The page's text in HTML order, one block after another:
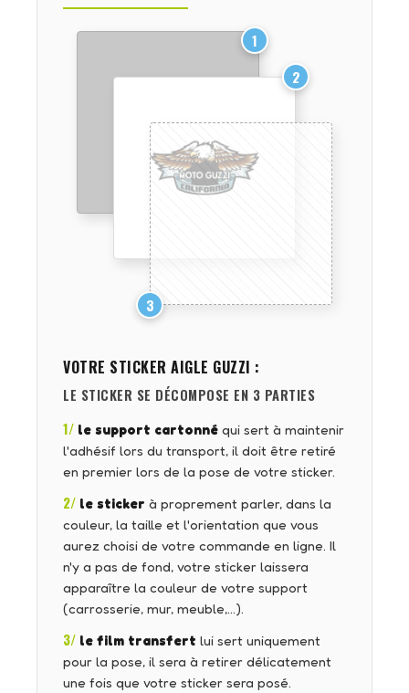
1
2
3
VOTRE STICKER AIGLE GUZZI :
LE STICKER SE DÉCOMPOSE EN 3 PARTIES
1/ le support cartonné qui sert à maintenir
l'adhésif lors du transport, il doit être retiré
en premier lors de la pose de votre sticker.
2/ le sticker à proprement parler, dans la
couleur, la taille et l'orientation que vous
aurez choisi de votre commande en ligne. Il
n'y a pas de fond, votre sticker laissera
apparaître la couleur de votre support
(carrosserie, mur, meuble,…).
3/ le film transfert lui sert uniquement
pour la pose, il sera à retirer délicatement
une fois que votre sticker sera posé.